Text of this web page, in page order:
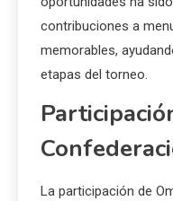
contribuciones a
memorables,
etapas del torneo.
La participación de